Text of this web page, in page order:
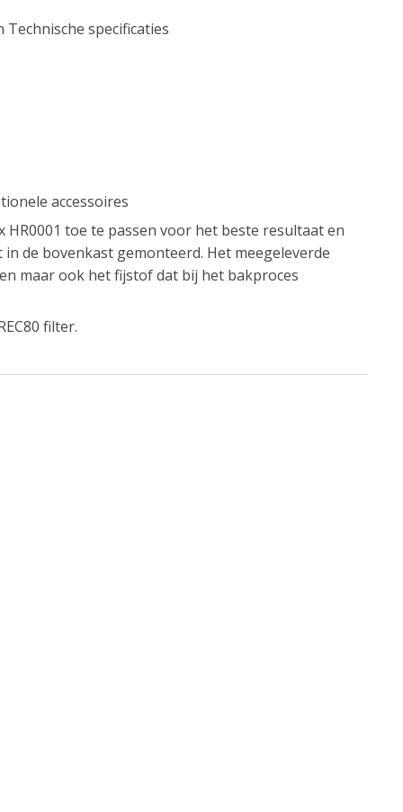
specificaties
accessoires
toe te passen voor het beste resultaat en
de bovenkast gemonteerd. Het meegeleverde
maar ook het fijstof dat bij het bakproces
filter.